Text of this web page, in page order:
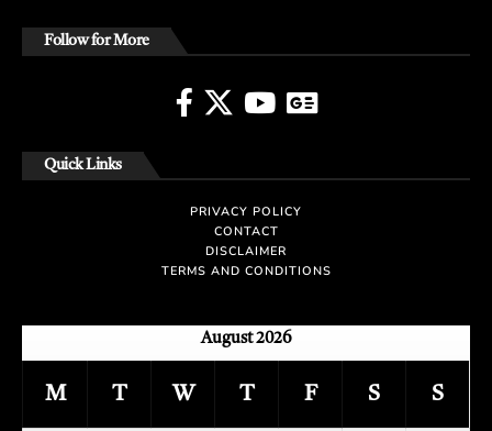
Follow for More
Quick Links
PRIVACY POLICY
CONTACT
DISCLAIMER
TERMS AND CONDITIONS
August 2026
M T W T F S S